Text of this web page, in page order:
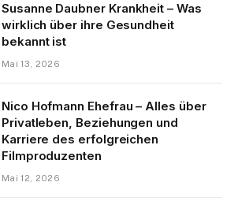
Susanne Daubner Krankheit – Was
wirklich über ihre Gesundheit
bekannt ist
Mai 13, 2026
Nico Hofmann Ehefrau – Alles über
Privatleben, Beziehungen und
Karriere des erfolgreichen
Filmproduzenten
Mai 12, 2026